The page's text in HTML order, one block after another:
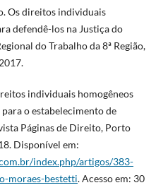
Os direitos individuais
defendê-los na Justiça do
do Trabalho da 8ª Região,
individuais homogêneos
o estabelecimento de
Páginas de Direito, Porto
Disponível em:
index.php/artigos/383-
moraes-bestetti. Acesso em: 30